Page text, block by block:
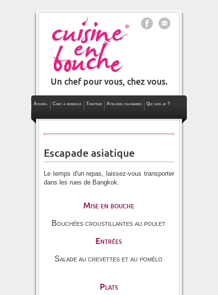
Un chef pour vous, chez vous.
Accueil Chef à domicile Traiteur Ateliers culinaires Qui suis je ?
Le blog
Escapade asiatique
Le temps d'un repas, laissez-vous transporter
dans les rues de Bangkok.
Mise en bouche
Bouchées croustillantes au poulet
Entrées
Salade au crevettes et au pomélo
Plats